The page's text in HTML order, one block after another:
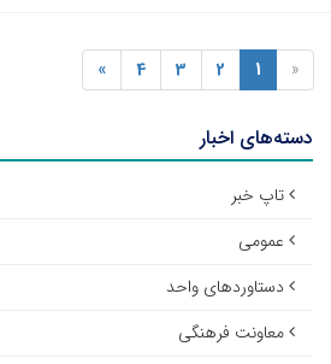
«
1
2
3
4
»
دسته‌های اخبار
تاپ خبر
عمومی
دستاوردهای واحد
معاونت فرهنگی